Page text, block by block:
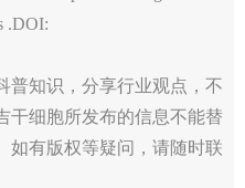
.DOI:
普知识，分享行业观点，不
干细胞所发布的信息不能替
如有版权等疑问，请随时联